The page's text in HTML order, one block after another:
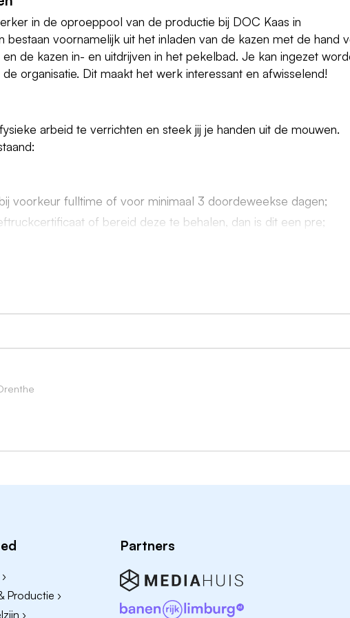
in de oproeppool van de productie bij DOC Kaas in
voornamelijk uit het inladen van de kazen met de hand
de kazen in- en uitdrijven in het pekelbad. Je kan ingezet
organisatie. Dit maakt het werk interessant en afwisselend!
arbeid te verrichten en steek jij je handen uit de mouwen.
voorkeur fulltime of voor minimaal 3 doordeweekse dagen;
of bereid deze te behalen, dan is dit een pre;
uur exclusief toeslagen;
Productie ›
›
Partners